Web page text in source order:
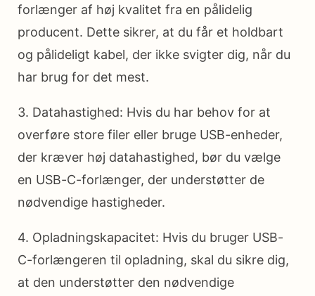
forlænger af høj kvalitet fra en pålidelig
producent. Dette sikrer, at du får et holdbart
og pålideligt kabel, der ikke svigter dig, når du
har brug for det mest.
3. Datahastighed: Hvis du har behov for at
overføre store filer eller bruge USB-enheder,
der kræver høj datahastighed, bør du vælge
en USB-C-forlænger, der understøtter de
nødvendige hastigheder.
4. Opladningskapacitet: Hvis du bruger USB-
C-forlængeren til opladning, skal du sikre dig,
at den understøtter den nødvendige